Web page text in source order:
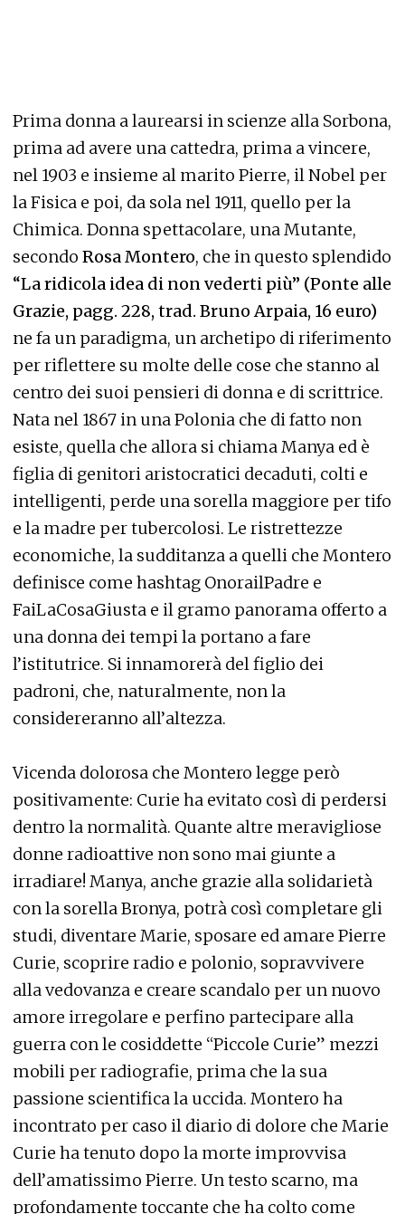
Prima donna a laurearsi in scienze alla Sorbona,
prima ad avere una cattedra, prima a vincere,
nel 1903 e insieme al marito Pierre, il Nobel per
la Fisica e poi, da sola nel 1911, quello per la
Chimica. Donna spettacolare, una Mutante,
secondo Rosa Montero, che in questo splendido
“La ridicola idea di non vederti più” (Ponte alle
Grazie, pagg. 228, trad. Bruno Arpaia, 16 euro)
ne fa un paradigma, un archetipo di riferimento
per riflettere su molte delle cose che stanno al
centro dei suoi pensieri di donna e di scrittrice.
Nata nel 1867 in una Polonia che di fatto non
esiste, quella che allora si chiama Manya ed è
figlia di genitori aristocratici decaduti, colti e
intelligenti, perde una sorella maggiore per tifo
e la madre per tubercolosi. Le ristrettezze
economiche, la sudditanza a quelli che Montero
definisce come hashtag OnorailPadre e
FaiLaCosaGiusta e il gramo panorama offerto a
una donna dei tempi la portano a fare
l’istitutrice. Si innamorerà del figlio dei
padroni, che, naturalmente, non la
considereranno all’altezza.
Vicenda dolorosa che Montero legge però
positivamente: Curie ha evitato così di perdersi
dentro la normalità. Quante altre meravigliose
donne radioattive non sono mai giunte a
irradiare! Manya, anche grazie alla solidarietà
con la sorella Bronya, potrà così completare gli
studi, diventare Marie, sposare ed amare Pierre
Curie, scoprire radio e polonio, sopravvivere
alla vedovanza e creare scandalo per un nuovo
amore irregolare e perfino partecipare alla
guerra con le cosiddette “Piccole Curie” mezzi
mobili per radiografie, prima che la sua
passione scientifica la uccida. Montero ha
incontrato per caso il diario di dolore che Marie
Curie ha tenuto dopo la morte improvvisa
dell’amatissimo Pierre. Un testo scarno, ma
profondamente toccante che ha colto come